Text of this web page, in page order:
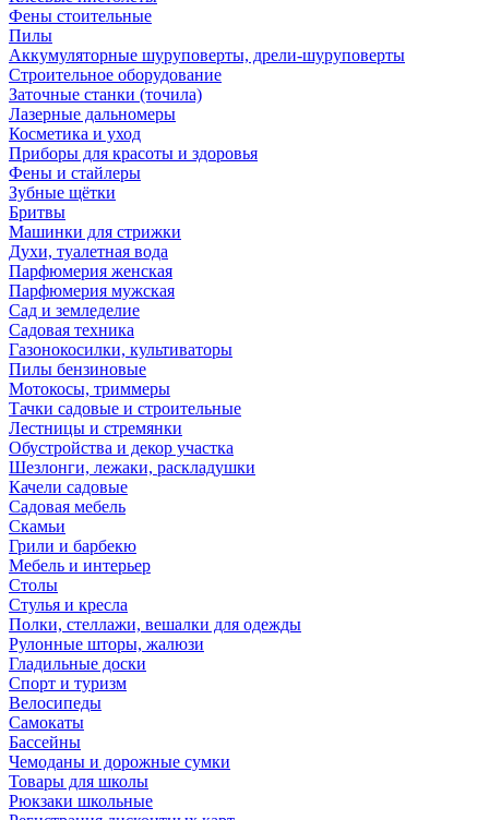
Фены стоительные
Пилы
Аккумуляторные шуруповерты, дрели-шуруповерты
Строительное оборудование
Заточные станки (точила)
Лазерные дальномеры
Косметика и уход
Приборы для красоты и здоровья
Фены и стайлеры
Зубные щётки
Бритвы
Машинки для стрижки
Духи, туалетная вода
Парфюмерия женская
Парфюмерия мужская
Сад и земледелие
Садовая техника
Газонокосилки, культиваторы
Пилы бензиновые
Мотокосы, триммеры
Тачки садовые и строительные
Лестницы и стремянки
Обустройства и декор участка
Шезлонги, лежаки, раскладушки
Качели садовые
Садовая мебель
Скамьи
Грили и барбекю
Мебель и интерьер
Столы
Стулья и кресла
Полки, стеллажи, вешалки для одежды
Рулонные шторы, жалюзи
Гладильные доски
Спорт и туризм
Велосипеды
Самокаты
Бассейны
Чемоданы и дорожные сумки
Товары для школы
Рюкзаки школьные